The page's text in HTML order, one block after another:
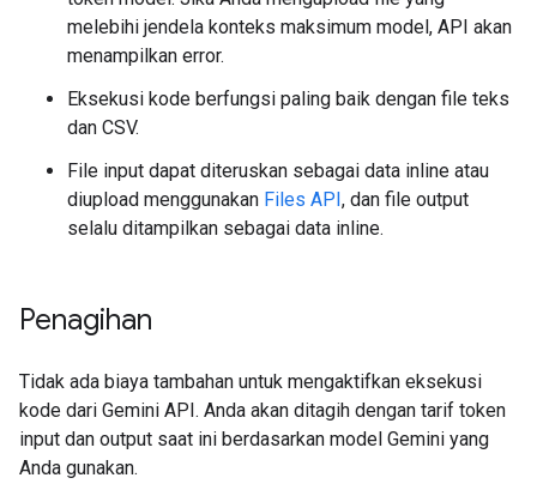
melebihi jendela konteks maksimum model, API akan
menampilkan error.
Eksekusi kode berfungsi paling baik dengan file teks
dan CSV.
File input dapat diteruskan sebagai data inline atau
diupload menggunakan Files API, dan file output
selalu ditampilkan sebagai data inline.
Penagihan
Tidak ada biaya tambahan untuk mengaktifkan eksekusi
kode dari Gemini API. Anda akan ditagih dengan tarif token
input dan output saat ini berdasarkan model Gemini yang
Anda gunakan.